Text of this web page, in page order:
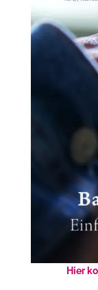
Hier